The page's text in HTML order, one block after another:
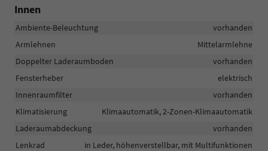
Innen
Ambiente-Beleuchtung
vorhanden
Armlehnen
Mittelarmlehne
Doppelter Laderaumboden
vorhanden
Fensterheber
elektrisch
Innenraumfilter
vorhanden
Klimatisierung
Klimaautomatik, 2-Zonen-Klimaautomatik
Laderaumabdeckung
vorhanden
Lenkrad
in Leder, höhenverstellbar, mit Multifunktionen